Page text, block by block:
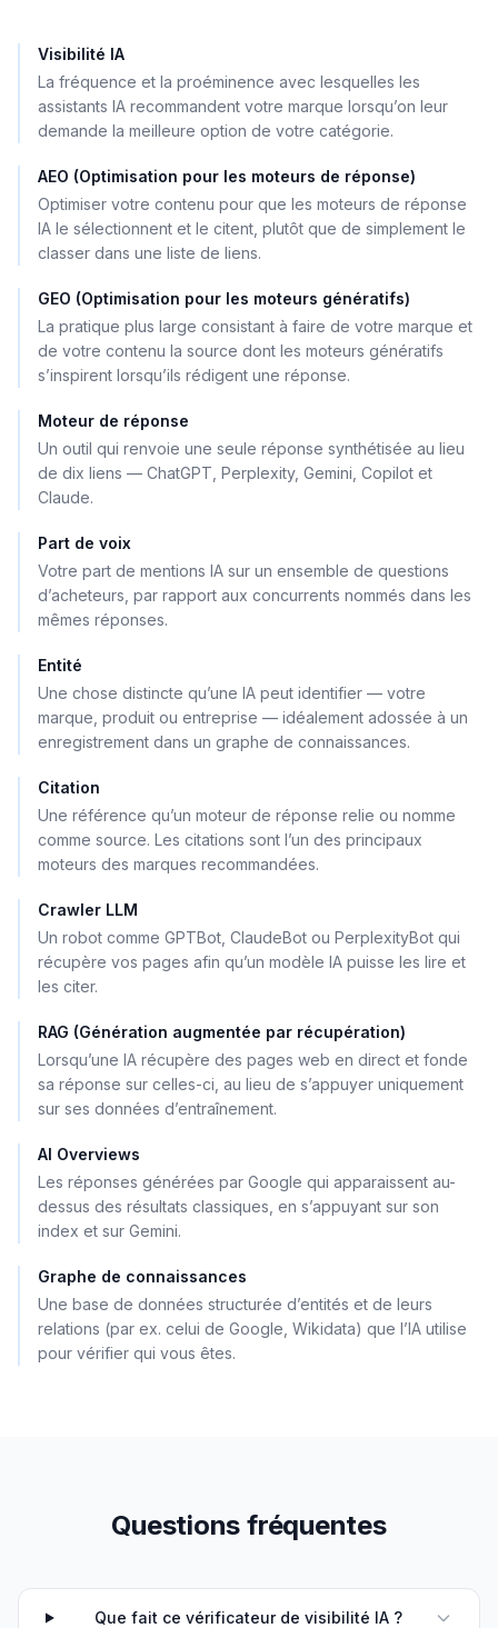
Visibilité IA
La fréquence et la proéminence avec lesquelles les
assistants IA recommandent votre marque lorsqu’on leur
demande la meilleure option de votre catégorie.
AEO (Optimisation pour les moteurs de réponse)
Optimiser votre contenu pour que les moteurs de réponse
IA le sélectionnent et le citent, plutôt que de simplement le
classer dans une liste de liens.
GEO (Optimisation pour les moteurs génératifs)
La pratique plus large consistant à faire de votre marque et
de votre contenu la source dont les moteurs génératifs
s’inspirent lorsqu’ils rédigent une réponse.
Moteur de réponse
Un outil qui renvoie une seule réponse synthétisée au lieu
de dix liens — ChatGPT, Perplexity, Gemini, Copilot et
Claude.
Part de voix
Votre part de mentions IA sur un ensemble de questions
d’acheteurs, par rapport aux concurrents nommés dans les
mêmes réponses.
Entité
Une chose distincte qu’une IA peut identifier — votre
marque, produit ou entreprise — idéalement adossée à un
enregistrement dans un graphe de connaissances.
Citation
Une référence qu’un moteur de réponse relie ou nomme
comme source. Les citations sont l’un des principaux
moteurs des marques recommandées.
Crawler LLM
Un robot comme GPTBot, ClaudeBot ou PerplexityBot qui
récupère vos pages afin qu’un modèle IA puisse les lire et
les citer.
RAG (Génération augmentée par récupération)
Lorsqu’une IA récupère des pages web en direct et fonde
sa réponse sur celles-ci, au lieu de s’appuyer uniquement
sur ses données d’entraînement.
AI Overviews
Les réponses générées par Google qui apparaissent au-
dessus des résultats classiques, en s’appuyant sur son
index et sur Gemini.
Graphe de connaissances
Une base de données structurée d’entités et de leurs
relations (par ex. celui de Google, Wikidata) que l’IA utilise
pour vérifier qui vous êtes.
Questions fréquentes
Que fait ce vérificateur de visibilité IA ?